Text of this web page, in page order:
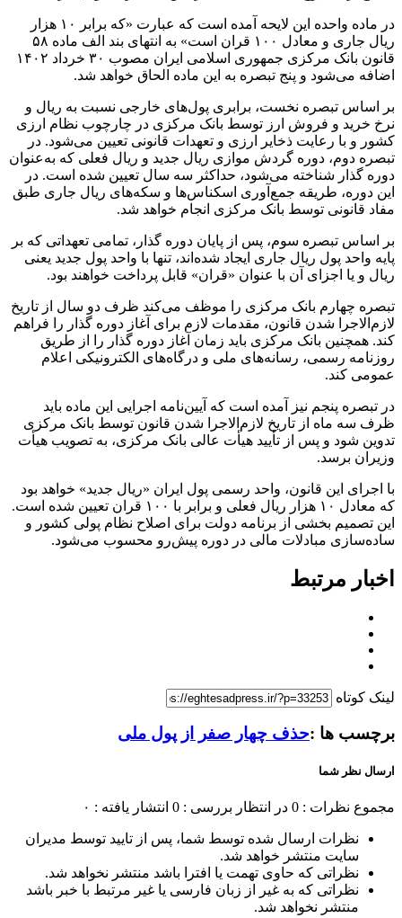
در ماده واحده این لایحه آمده است که عبارت «که برابر ۱۰ هزار
ریال جاری و معادل ۱۰۰ قران است» به انتهای بند الف ماده ۵۸
قانون بانک مرکزی جمهوری اسلامی ایران مصوب ۳۰ خرداد ۱۴۰۲
اضافه می‌شود و پنج تبصره به این ماده الحاق خواهد شد.
بر اساس تبصره نخست، برابری پول‌های خارجی نسبت به ریال و
نرخ خرید و فروش ارز توسط بانک مرکزی در چارچوب نظام ارزی
کشور و با رعایت ذخایر ارزی و تعهدات قانونی تعیین می‌شود. در
تبصره دوم، دوره گردش موازی ریال جدید و ریال فعلی که به‌عنوان
دوره گذار شناخته می‌شود، حداکثر سه سال تعیین شده است. در
این دوره، طریقه جمع‌آوری اسکناس‌ها و سکه‌های ریال جاری طبق
مفاد قانونی توسط بانک مرکزی انجام خواهد شد.
بر اساس تبصره سوم، پس از پایان دوره گذار، تمامی تعهداتی که بر
پایه واحد پول ریال جاری ایجاد شده‌اند، تنها با واحد پول جدید یعنی
ریال و یا اجزای آن با عنوان «قران» قابل پرداخت خواهند بود.
تبصره چهارم بانک مرکزی را موظف می‌کند ظرف دو سال از تاریخ
لازم‌الاجرا شدن قانون، مقدمات لازم برای آغاز دوره گذار را فراهم
کند. همچنین بانک مرکزی باید زمان آغاز دوره گذار را از طریق
روزنامه رسمی، رسانه‌های ملی و درگاه‌های الکترونیکی اعلام
عمومی کند.
در تبصره پنجم نیز آمده است که آیین‌نامه اجرایی این ماده باید
ظرف سه ماه از تاریخ لازم‌الاجرا شدن قانون توسط بانک مرکزی
تدوین شود و پس از تأیید هیأت عالی بانک مرکزی، به تصویب هیأت
وزیران برسد.
با اجرای این قانون، واحد رسمی پول ایران «ریال جدید» خواهد بود
که معادل ۱۰ هزار ریال فعلی و برابر با ۱۰۰ قران تعیین شده است.
این تصمیم بخشی از برنامه دولت برای اصلاح نظام پولی کشور و
ساده‌سازی مبادلات مالی در دوره پیش‌رو محسوب می‌شود.
اخبار مرتبط
لینک کوتاه
برچسب ها :حذف چهار صفر از پول ملی
ارسال نظر شما
مجموع نظرات : 0 در انتظار بررسی : 0 انتشار یافته : ۰
نظرات ارسال شده توسط شما، پس از تایید توسط مدیران
سایت منتشر خواهد شد.
نظراتی که حاوی تهمت یا افترا باشد منتشر نخواهد شد.
نظراتی که به غیر از زبان فارسی یا غیر مرتبط با خبر باشد
منتشر نخواهد شد.